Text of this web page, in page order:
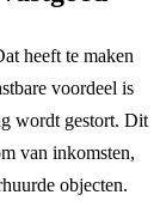
heeft te maken
voordeel is
wordt gestort. Dit
van inkomsten,
objecten.